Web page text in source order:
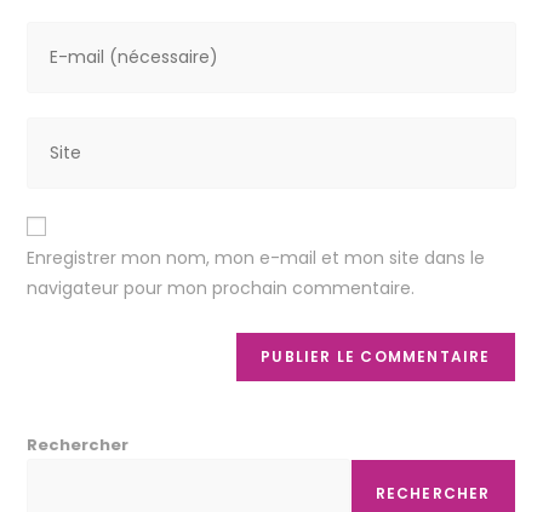
Enregistrer mon nom, mon e-mail et mon site dans le
navigateur pour mon prochain commentaire.
Rechercher
RECHERCHER